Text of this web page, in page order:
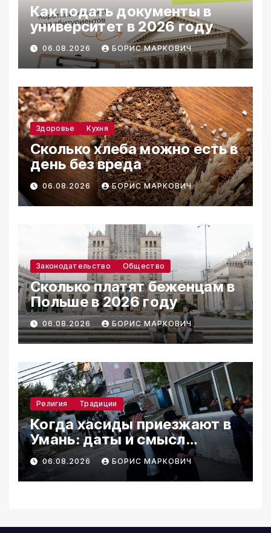
Как подать документы в
университет в 2026 году
06.08.2026 БОРИС МАРКОВИЧ
Здоровье Кухня
Сколько хлеба можно есть в
день без вреда
06.08.2026 БОРИС МАРКОВИЧ
Законодательство Общество
Сколько платят беженцам в
Польше в 2026 году
06.08.2026 БОРИС МАРКОВИЧ
Религия Традиции
Когда хасиды приезжают в
Умань: даты и смысл
паломничества
06.08.2026 БОРИС МАРКОВИЧ